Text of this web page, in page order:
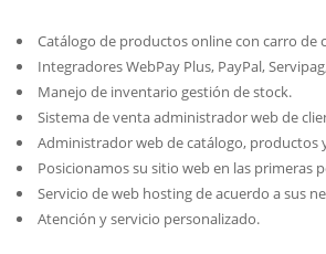
Catálogo de productos online con carro de
Integradores WebPay Plus, PayPal,
Manejo de inventario gestión de stock.
Sistema de venta administrador web de
Administrador web de catálogo, productos
Posicionamos su sitio web en las primeras
Servicio de web hosting de acuerdo a sus
Atención y servicio personalizado.